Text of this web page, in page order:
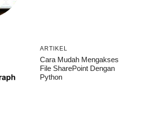
ARTIKEL
Cara Mudah Mengakses
File SharePoint Dengan
Python